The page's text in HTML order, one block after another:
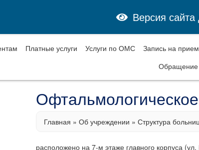
Версия
Платные услуги Услуги по ОМС Запись на
Обращение
Главная » Об учреждении » Структура
расположено на 7-м этаже главного корпуса